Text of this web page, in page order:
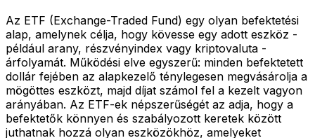
Az ETF (Exchange-Traded Fund) egy olyan befektetési
alap, amelynek célja, hogy kövesse egy adott eszköz -
például arany, részvényindex vagy kriptovaluta -
árfolyamát. Működési elve egyszerű: minden befektetett
dollár fejében az alapkezelő ténylegesen megvásárolja a
mögöttes eszközt, majd díjat számol fel a kezelt vagyon
arányában. Az ETF-ek népszerűségét az adja, hogy a
befektetők könnyen és szabályozott keretek között
juthatnak hozzá olyan eszközökhöz, amelyeket